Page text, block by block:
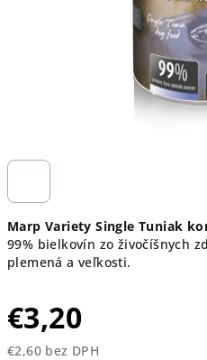
Marp Variety Single Tuniak
99% bielkovín zo živočíšnych
plemená a veľkosti.
€3,20
€2,60 bez DPH